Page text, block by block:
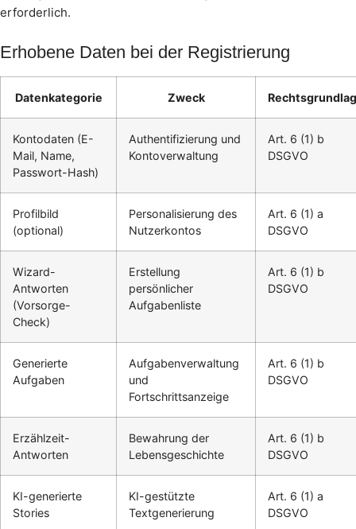
erforderlich.
Erhobene Daten bei der Registrierung
Datenkategorie Zweck
Kontodaten (E-
Mail, Name,
Passwort-Hash)
Authentifizierung und
Kontoverwaltung
Art. 6 (1) b
DSGVO
Profilbild
(optional)
Personalisierung des
Nutzerkontos
Art. 6 (1) a
DSGVO
Wizard-
Antworten
(Vorsorge-
Check)
Erstellung
persönlicher
Aufgabenliste
Art. 6 (1) b
DSGVO
Generierte
Aufgaben
Aufgabenverwaltung
und
Fortschrittsanzeige
Art. 6 (1) b
DSGVO
Erzählzeit-
Antworten
Bewahrung der
Lebensgeschichte
Art. 6 (1) b
DSGVO
KI-generierte
Stories
KI-gestützte
Textgenerierung
Art. 6 (1) a
DSGVO